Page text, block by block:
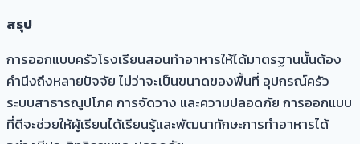
สรุป
การออกแบบครัวโรงเรียนสอนทำอาหารให้ได้มาตรฐานนั้นต้อง
คำนึงถึงหลายปัจจัย ไม่ว่าจะเป็นขนาดของพื้นที่ อุปกรณ์ครัว
ระบบสาธารณูปโภค การจัดวาง และความปลอดภัย การออกแบบ
ที่ดีจะช่วยให้ผู้เรียนได้เรียนรู้และพัฒนาทักษะการทำอาหารได้